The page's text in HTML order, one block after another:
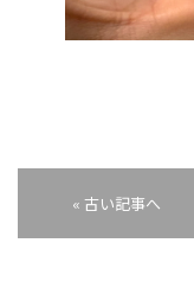
« 古い記事へ